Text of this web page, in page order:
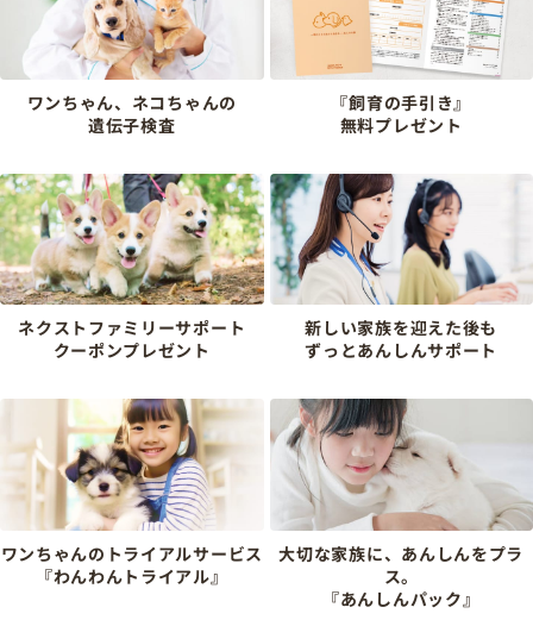
ワンちゃん、ネコちゃんの
遺伝子検査
『飼育の手引き』
無料プレゼント
ネクストファミリーサポート
クーポンプレゼント
新しい家族を迎えた後も
ずっとあんしんサポート
ワンちゃんのトライアルサービス
『わんわんトライアル』
大切な家族に、あんしんをプラ
ス。
『あんしんパック』